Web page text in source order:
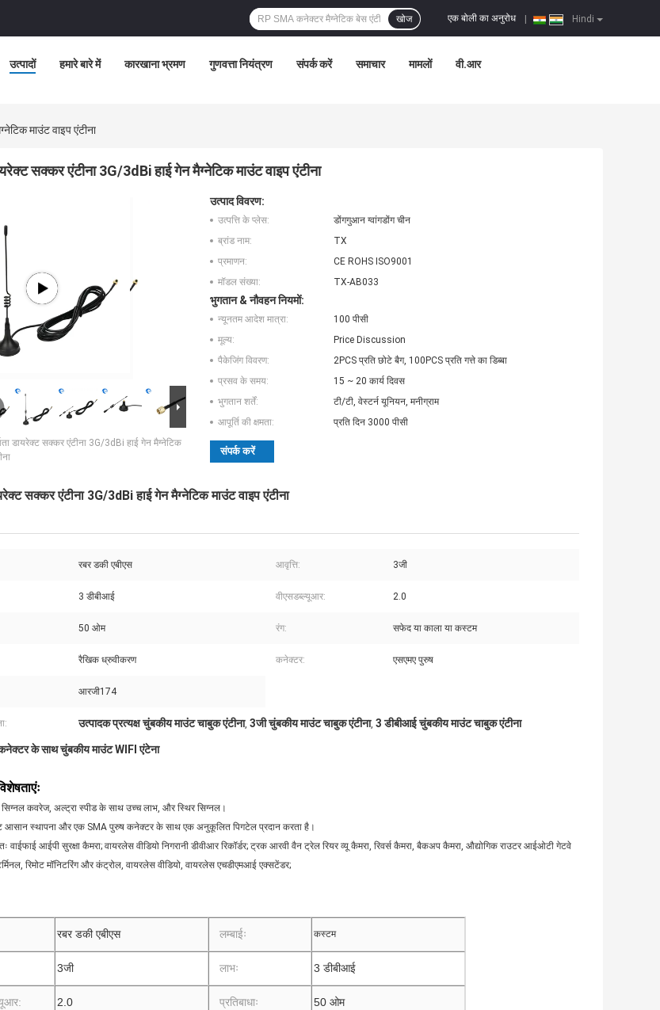
Hindi
एक बोली का अनुरोध
खोज
उत्पादों हमारे बारे में कारखाना भ्रमण गुणवत्ता नियंत्रण संपर्क करें समाचार मामलों वी.आर
माउंट वाइप एंटीना
सक्कर एंटीना 3G/3dBi हाई गेन मैग्नेटिक माउंट वाइप एंटीना
डायरेक्ट सक्कर एंटीना 3G/3dBi हाई गेन मैग्नेटिक
उत्पाद विवरण:
उत्पत्ति के प्लेस:
डोंगगुआन ग्वांगडोंग चीन
ब्रांड नाम:
TX
प्रमाणन:
CE ROHS ISO9001
मॉडल संख्या:
TX-AB033
भुगतान & नौवहन नियमों:
न्यूनतम आदेश मात्रा:
100 पीसी
मूल्य:
Price Discussion
पैकेजिंग विवरण:
2PCS प्रति छोटे बैग, 100PCS प्रति गत्ते का डिब्बा
प्रसव के समय:
15 ~ 20 कार्य दिवस
भुगतान शर्तें:
टी/टी, वेस्टर्न यूनियन, मनीग्राम
आपूर्ति की क्षमता:
प्रति दिन 3000 पीसी
संपर्क करें
सक्कर एंटीना 3G/3dBi हाई गेन मैग्नेटिक माउंट वाइप एंटीना
रबर डकी एबीएस आवृत्ति: 3जी
3 डीबीआई वीएसडब्ल्यूआर: 2.0
50 ओम रंग: सफेद या काला या कस्टम
रैखिक ध्रुवीकरण कनेक्टर: एसएमए पुरुष
आरजी174
उत्पादक प्रत्यक्ष चुंबकीय माउंट चाबुक एंटीना, 3जी चुंबकीय माउंट चाबुक एंटीना, 3 डीबीआई चुंबकीय माउंट चाबुक एंटीना
के साथ चुंबकीय माउंट WIFI एंटेना
सिग्नल कवरेज, अल्ट्रा स्पीड के साथ उच्च लाभ, और स्थिर सिग्नल।
आसान स्थापना और एक SMA पुरुष कनेक्टर के साथ एक अनुकूलित पिगटेल प्रदान करता है।
वाईफाई आईपी सुरक्षा कैमरा; वायरलेस वीडियो निगरानी डीवीआर रिकॉर्डर; ट्रक आरवी वैन ट्रेल रियर व्यू कैमरा, रिवर्स कैमरा, बैकअप कैमरा, औद्योगिक राउटर आईओटी गेटवे
रिमोट मॉनिटरिंग और कंट्रोल, वायरलेस वीडियो, वायरलेस एचडीएमआई एक्सटेंडर;
रबर डकी एबीएस लम्बाईः कस्टम
3जी लाभः 3 डीबीआई
2.0 प्रतिबाधाः 50 ओम